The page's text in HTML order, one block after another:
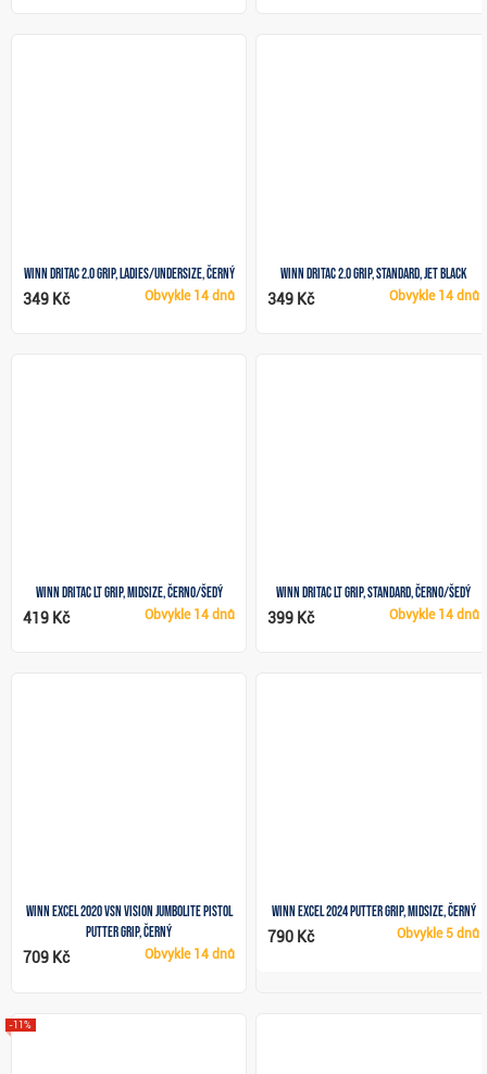
Winn DriTac 2.0 grip, Ladies/Undersize, černý
Obvykle 14 dnů
349 Kč
Winn DriTac 2.0 grip, STANDARD, jet black
Obvykle 14 dnů
349 Kč
Winn DriTac LT grip, MIDSIZE, černo/šedý
Obvykle 14 dnů
419 Kč
Winn DriTac LT grip, STANDARD, černo/šedý
Obvykle 14 dnů
399 Kč
Winn Excel 2020 VSN Vision JumboLite Pistol
Putter grip, černý
Obvykle 14 dnů
709 Kč
Winn Excel 2024 Putter Grip, MIDSIZE, černý
Obvykle 5 dnů
790 Kč
-11%